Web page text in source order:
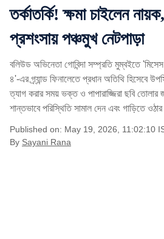
তর্কাতর্কি! ক্ষমা চাইলেন
প্রশংসায় পঞ্চমুখ নেটপাড়া
বলিউড অভিনেতা গোবিন্দা সম্প্রতি মুম্বইতে
৪'-এর গ্র্যান্ড ফিনালেতে প্রধান অতিথি হিসেবে
ত্যাগ করার সময় ভক্ত ও পাপারাজ্জিরা ছবি তোলার
শান্তভাবে পরিস্থিতি সামাল দেন এবং গাড়িতে
Published on: May 19, 2026, 11:02:10
By Sayani Rana